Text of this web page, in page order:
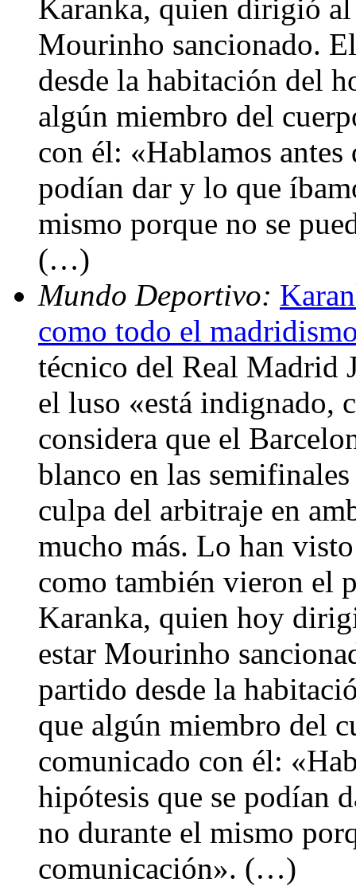
Karanka, quien dirigió
Mourinho sancionado.
desde la habitación del
algún miembro del
con él: «Hablamos
podían dar y lo que
mismo porque no se
(…)
Mundo Deportivo:
como todo el
técnico del Real Madrid
el luso «está indignado,
considera que el
blanco en las
culpa del arbitraje en
mucho más. Lo han
como también vieron el
Karanka, quien hoy
estar Mourinho
partido desde la
que algún miembro del
comunicado con él:
hipótesis que se podían
no durante el mismo
comunicación». (…)